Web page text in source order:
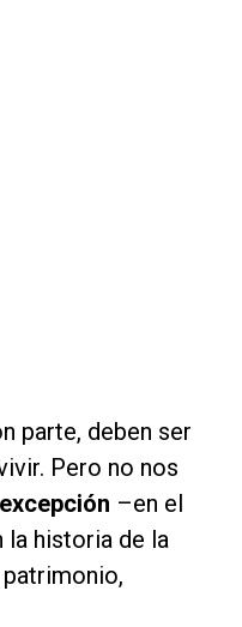
parte, deben ser
Pero no nos
–en el
la historia de la